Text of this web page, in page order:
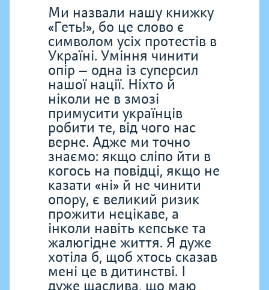
Ми назвали нашу книжку
«Геть!», бо це слово є
символом усіх протестів в
Україні. Уміння чинити
опір — одна із суперсил
нашої нації. Ніхто й
ніколи не в змозі
примусити українців
робити те, від чого нас
верне. Адже ми точно
знаємо: якщо сліпо йти в
когось на повідці, якщо не
казати «ні» й не чинити
опору, є великий ризик
прожити нецікаве, а
інколи навіть кепське та
жалюгідне життя. Я дуже
хотіла б, щоб хтось сказав
мені це в дитинстві. І
дуже щаслива, що маю